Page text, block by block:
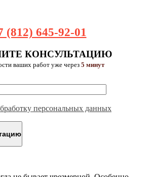
(812) 645-92-01
КОНСУЛЬТАЦИЮ
ваших работ уже через 5 минут
персональных данных